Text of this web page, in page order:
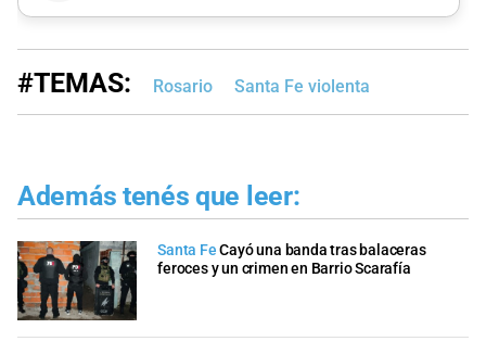
#TEMAS: Rosario Santa Fe violenta
Además tenés que leer:
Santa Fe Cayó una banda tras balaceras
feroces y un crimen en Barrio Scarafía